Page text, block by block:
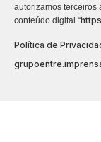
autorizamos terceiros
conteúdo digital “
Política de